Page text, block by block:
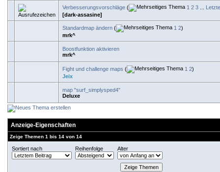
Verbesserungsvorschläge ( 1 2 3
[dark-assasine]
Standardmap ändern ( 1 2)
mrk^
Boostfunktion aktivieren
mrk^
Fight und challenge maps ( 1 2)
Jeix
map "surf_simplysped4"
Deluxe
Anzeige-Eigenschaften
Zeige Themen 1 bis 14 von 14
Sortiert nach Reihenfolge Alter